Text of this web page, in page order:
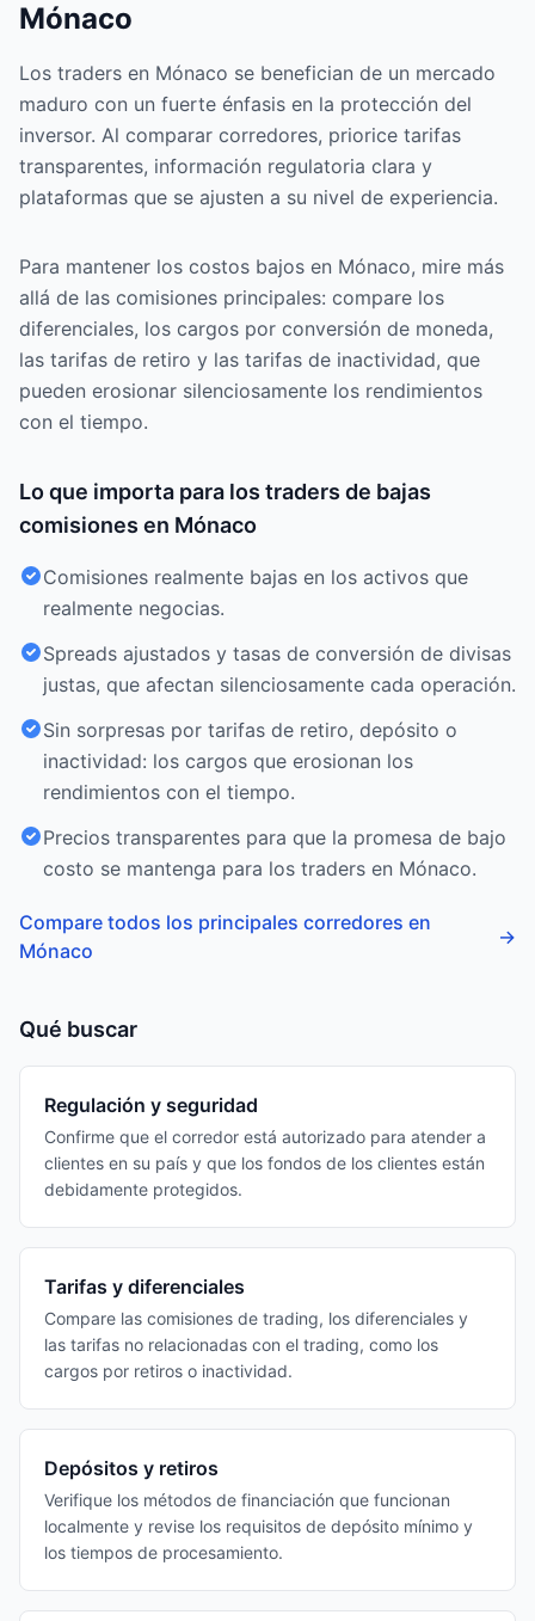
Mónaco
Los traders en Mónaco se benefician de un mercado
maduro con un fuerte énfasis en la protección del
inversor. Al comparar corredores, priorice tarifas
transparentes, información regulatoria clara y
plataformas que se ajusten a su nivel de experiencia.
Para mantener los costos bajos en Mónaco, mire más
allá de las comisiones principales: compare los
diferenciales, los cargos por conversión de moneda,
las tarifas de retiro y las tarifas de inactividad, que
pueden erosionar silenciosamente los rendimientos
con el tiempo.
Lo que importa para los traders de bajas
comisiones en Mónaco
Comisiones realmente bajas en los activos que
realmente negocias.
Spreads ajustados y tasas de conversión de divisas
justas, que afectan silenciosamente cada operación.
Sin sorpresas por tarifas de retiro, depósito o
inactividad: los cargos que erosionan los
rendimientos con el tiempo.
Precios transparentes para que la promesa de bajo
costo se mantenga para los traders en Mónaco.
Compare todos los principales corredores en
Mónaco
→
Qué buscar
Regulación y seguridad
Confirme que el corredor está autorizado para atender a
clientes en su país y que los fondos de los clientes están
debidamente protegidos.
Tarifas y diferenciales
Compare las comisiones de trading, los diferenciales y
las tarifas no relacionadas con el trading, como los
cargos por retiros o inactividad.
Depósitos y retiros
Verifique los métodos de financiación que funcionan
localmente y revise los requisitos de depósito mínimo y
los tiempos de procesamiento.